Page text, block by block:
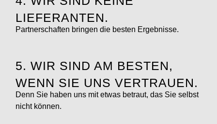
LIEFERANTEN.
Partnerschaften bringen die besten Ergebnisse.
5. WIR SIND AM BESTEN,
WENN SIE UNS VERTRAUEN.
Denn Sie haben uns mit etwas betraut, das Sie selbst
nicht können.